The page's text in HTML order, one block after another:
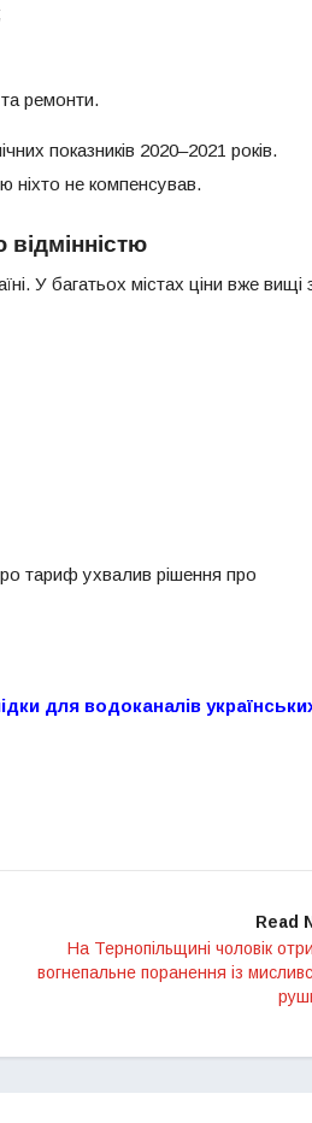
ремонти.
показників 2020–2021 років.
ніхто не компенсував.
У багатьох містах ціни вже вищі
тариф ухвалив рішення про
для водоканалів
Read
На Тернопільщині чоловік
вогнепальне поранення із